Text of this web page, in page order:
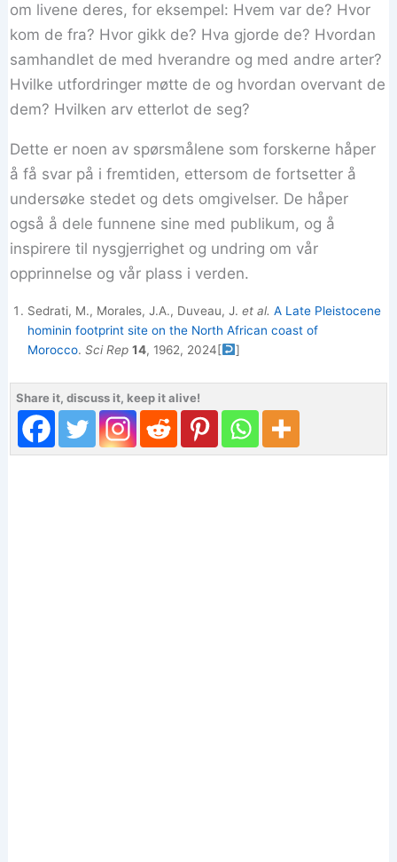
om livene deres, for eksempel: Hvem var de? Hvor
kom de fra? Hvor gikk de? Hva gjorde de? Hvordan
samhandlet de med hverandre og med andre arter?
Hvilke utfordringer møtte de og hvordan overvant de
dem? Hvilken arv etterlot de seg?
Dette er noen av spørsmålene som forskerne håper
å få svar på i fremtiden, ettersom de fortsetter å
undersøke stedet og dets omgivelser. De håper
også å dele funnene sine med publikum, og å
inspirere til nysgjerrighet og undring om vår
opprinnelse og vår plass i verden.
Sedrati, M., Morales, J.A., Duveau, J.et al. A Late Pleistocene
hominin footprint site on the North African coast of
Morocco.Sci Rep 14, 1962, 2024[ ]
Share it, discuss it, keep it alive!